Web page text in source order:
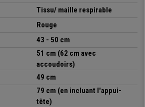
en hauteur et en profondeur
une utilisation intensive jusqu’à 8h
et tissu résistant
épais
surface
(couche en caoutchouc)
Tissu/ maille respirable
Rouge
43 - 50 cm
51 cm (62 cm avec
accoudoirs)
49 cm
79 cm (en incluant l'appui-
tête)